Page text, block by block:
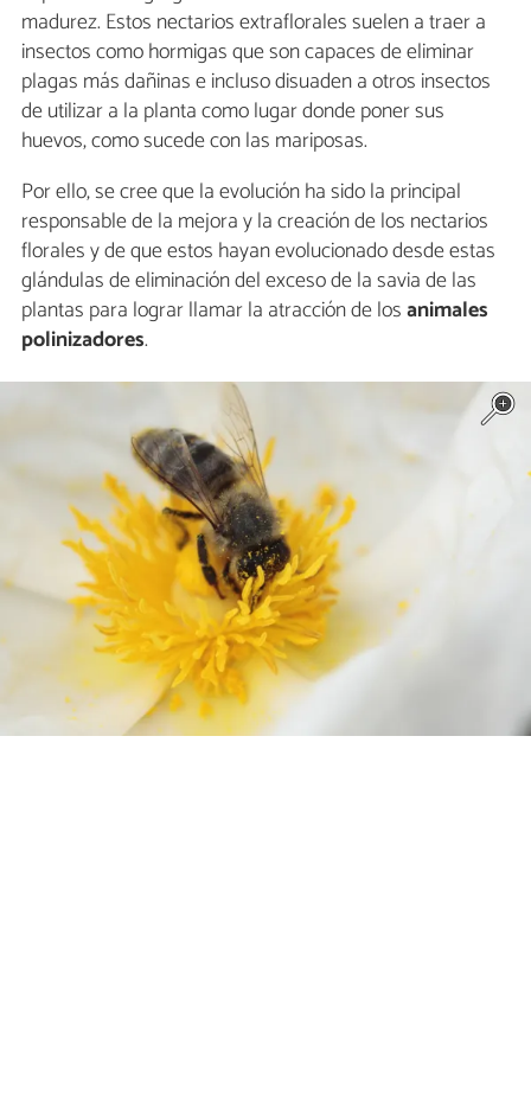
madurez. Estos nectarios extraflorales suelen a traer a
insectos como hormigas que son capaces de eliminar
plagas más dañinas e incluso disuaden a otros insectos
de utilizar a la planta como lugar donde poner sus
huevos, como sucede con las mariposas.
Por ello, se cree que la evolución ha sido la principal
responsable de la mejora y la creación de los nectarios
florales y de que estos hayan evolucionado desde estas
glándulas de eliminación del exceso de la savia de las
plantas para lograr llamar la atracción de losanimales
polinizadores.